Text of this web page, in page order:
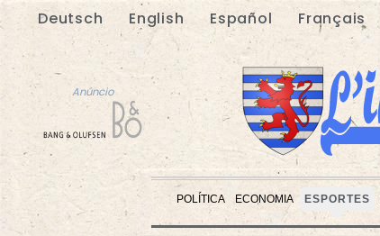
Deutsch English Español Français
Anúncio
POLÍTICA ECONOMIA ESPORTES